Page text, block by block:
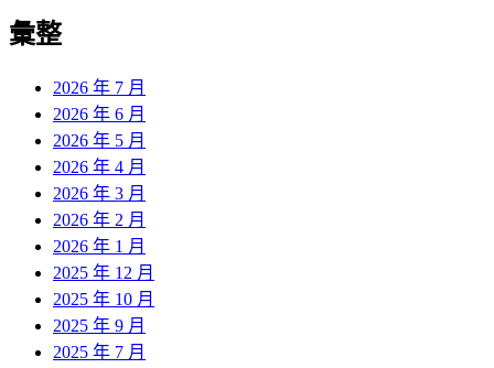
彙整
2026 年 7 月
2026 年 6 月
2026 年 5 月
2026 年 4 月
2026 年 3 月
2026 年 2 月
2026 年 1 月
2025 年 12 月
2025 年 10 月
2025 年 9 月
2025 年 7 月